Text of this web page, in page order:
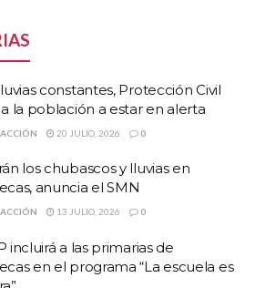
Protección Civil llama a
en alerta
y lluvias en Zacatecas,
primarias de Zacatecas en el
es nuestra”
quienes tenemos
somos bendecidos
en ese
constantes, Protección Civil
la población a estar en alerta
20 JULIO, 2026 0
los chubascos y lluvias en
anuncia el SMN
13 JULIO, 2026 0
incluirá a las primarias de
en el programa “La escuela es